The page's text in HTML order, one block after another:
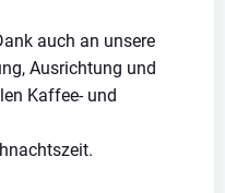
auch an unsere
Ausrichtung und
Kaffee- und